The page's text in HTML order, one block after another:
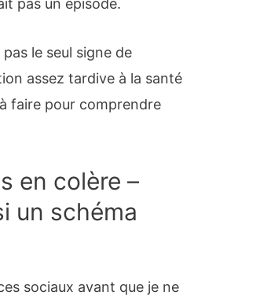
pas un épisode.
pas le seul signe de
assez tardive à la santé
faire pour comprendre
en colère –
un schéma
sociaux avant que je ne